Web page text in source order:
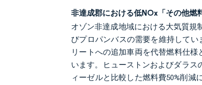
非達成郡における低NOx「その他燃
オゾン非達成地域における大気質規
びプロパンバスの需要を維持してい
リートへの追加車両を代替燃料仕
います。ヒューストンおよびダラ
ィーゼルと比較した燃料費50%削